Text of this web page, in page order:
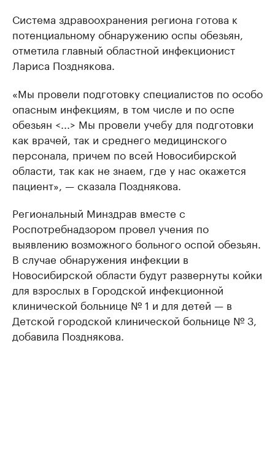
Система здравоохранения региона готова к
потенциальному обнаружению оспы обезьян,
отметила главный областной инфекционист
Лариса Позднякова.
«Мы провели подготовку специалистов по особо
опасным инфекциям, в том числе и по оспе
обезьян <...> Мы провели учебу для подготовки
как врачей, так и среднего медицинского
персонала, причем по всей Новосибирской
области, так как не знаем, где у нас окажется
пациент», — сказала Позднякова.
Региональный Минздрав вместе с
Роспотребнадзором провел учения по
выявлению возможного больного оспой обезьян.
В случае обнаружения инфекции в
Новосибирской области будут развернуты койки
для взрослых в Городской инфекционной
клинической больнице № 1 и для детей — в
Детской городской клинической больнице № 3,
добавила Позднякова.